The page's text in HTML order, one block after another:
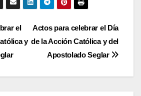
Actos para celebrar el Día
de la Acción Católica y del
Apostolado Seglar
el
y